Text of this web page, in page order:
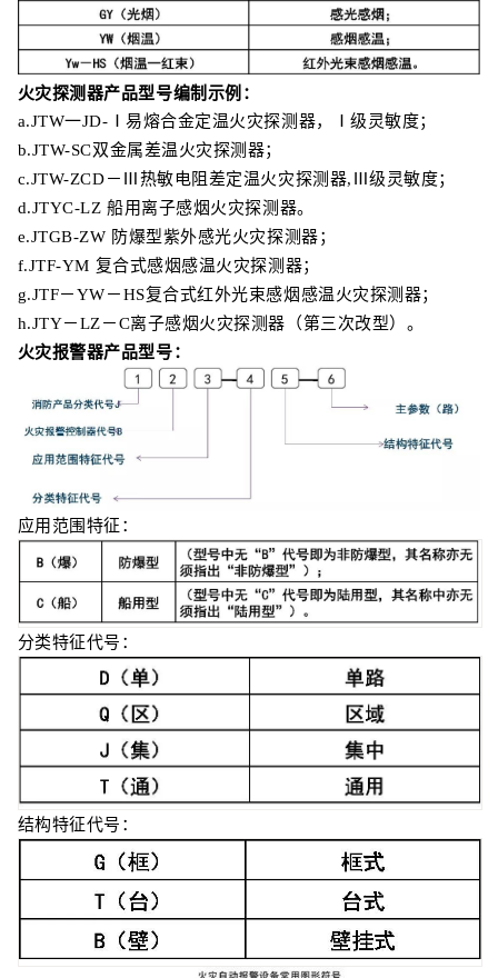
火灾探测器产品型号编制示例：
a.JTW一JD-Ⅰ易熔合金定温火灾探测器，Ⅰ级灵敏度；
b.JTW-SC双金属差温火灾探测器；
c.JTW-ZCD－Ⅲ热敏电阻差定温火灾探测器,Ⅲ级灵敏度；
d.JTYC-LZ 船用离子感烟火灾探测器。
e.JTGB-ZW 防爆型紫外感光火灾探测器；
f.JTF-YM 复合式感烟感温火灾探测器；
g.JTF－YW－HS复合式红外光束感烟感温火灾探测器；
h.JTY－LZ－C离子感烟火灾探测器（第三次改型）。
火灾报警器产品型号：
应用范围特征：
分类特征代号：
结构特征代号：